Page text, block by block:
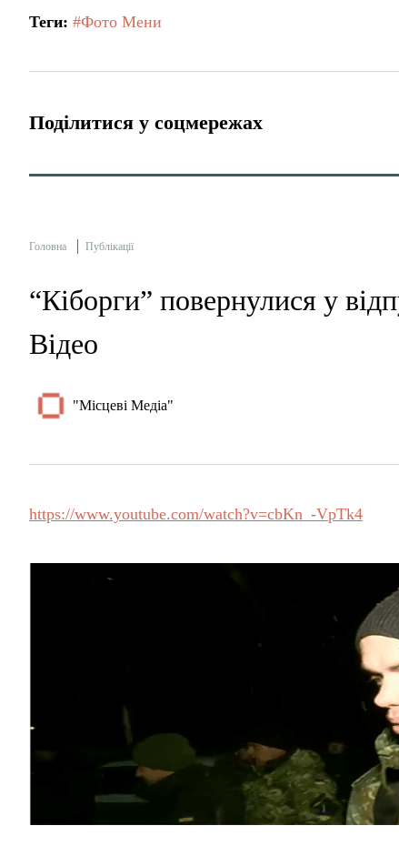
Теги: #Фото Мени
Поділитися у соцмережах
Головна Публікації
“Кіборги” повернулися у
Відео
"Місцеві Медіа"
https://www.youtube.com/watch?v=cbKn_-VpTk4